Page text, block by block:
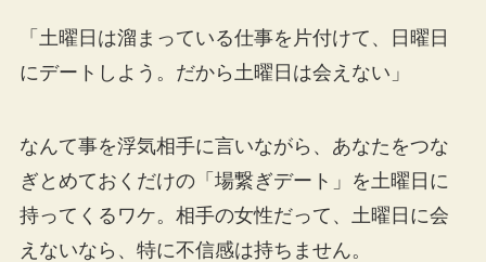
「土曜日は溜まっている仕事を片付けて、日曜日
にデートしよう。だから土曜日は会えない」
なんて事を浮気相手に言いながら、あなたをつな
ぎとめておくだけの「場繋ぎデート」を土曜日に
持ってくるワケ。相手の女性だって、土曜日に会
えないなら、特に不信感は持ちません。